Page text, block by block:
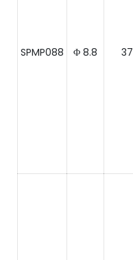
SPMP088 Φ 8.8 37